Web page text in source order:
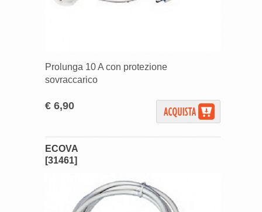
Prolunga 10 A con protezione
sovraccarico
€ 6,90
ECOVA
[31461]